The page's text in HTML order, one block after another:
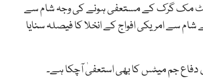
مک گرک کے مستعفی ہونے کی وجہ شام سے
سے امریکی افواج کے انخلا کا فیصلہ سنایا
جم میٹس کا بھی استعفیٰ آچکا ہے۔